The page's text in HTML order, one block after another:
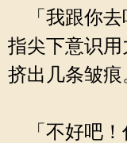
「我跟你去
指尖下意识
挤出几条皱痕
「不好吧！